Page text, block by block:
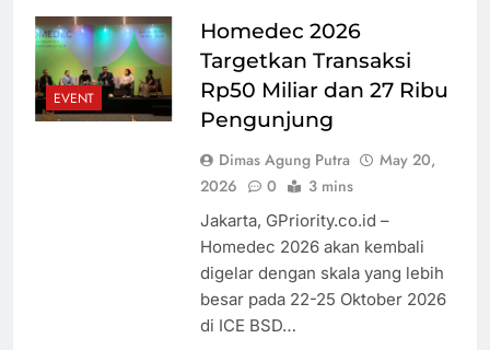
Buku Ajar
Nasional
Canggih! SMK
di Jayapura
Gunakan
Absen Digital
dengan Kartu
yang Dapat
Orang Tua
Jual Gado-
Gado di
dengan View
Jabal
Khandamah,
Mengapa
Wanita Harus
EVENT
Homedec 2026
Targetkan Transaksi
Rp50 Miliar dan 27 Ribu
Pengunjung
Dimas Agung Putra
May 20,
2026
0 3 mins
Jakarta, GPriority.co.id –
Homedec 2026 akan kembali
digelar dengan skala yang lebih
besar pada 22-25 Oktober 2026
di ICE BSD…